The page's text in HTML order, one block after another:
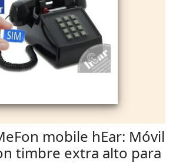
mobile hEar: Móvil
timbre extra alto para